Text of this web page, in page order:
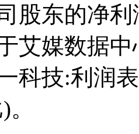
股东的净
艾媒数据
科技:利润